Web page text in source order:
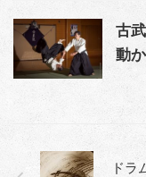
古
動
ドラ